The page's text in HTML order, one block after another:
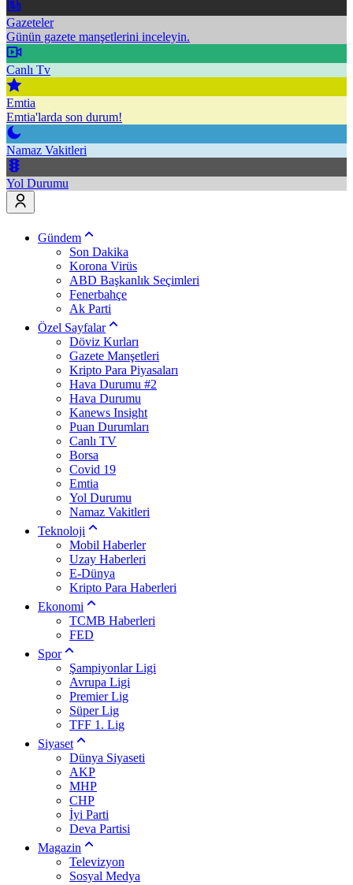
Gazeteler
Günün gazete manşetlerini inceleyin.
Canlı Tv
Emtia
Emtia'larda son durum!
Namaz Vakitleri
Yol Durumu
Gündem
Son Dakika
Korona Virüs
ABD Başkanlık Seçimleri
Fenerbahçe
Ak Parti
Özel Sayfalar
Döviz Kurları
Gazete Manşetleri
Kripto Para Piyasaları
Hava Durumu #2
Hava Durumu
Kanews Insight
Puan Durumları
Canlı TV
Borsa
Covid 19
Emtia
Yol Durumu
Namaz Vakitleri
Teknoloji
Mobil Haberler
Uzay Haberleri
E-Dünya
Kripto Para Haberleri
Ekonomi
TCMB Haberleri
FED
Spor
Şampiyonlar Ligi
Avrupa Ligi
Premier Lig
Süper Lig
TFF 1. Lig
Siyaset
Dünya Siyaseti
AKP
MHP
CHP
İyi Parti
Deva Partisi
Magazin
Televizyon
Sosyal Medya